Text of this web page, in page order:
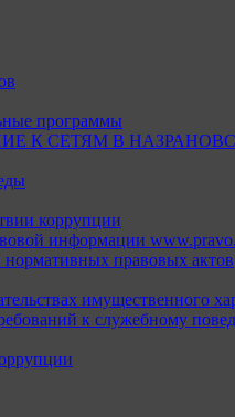
программы
К СЕТЯМ В
коррупции
информации
нормативных правовых актов
имущественного
к служебному